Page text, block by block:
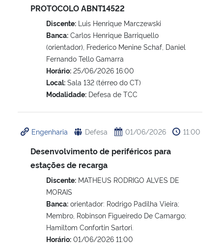
PROTOCOLO ABNT14522
Discente: Luis Henrique Marczewski
Banca: Carlos Henrique Barriquello
(orientador), Frederico Menine Schaf, Daniel
Fernando Tello Gamarra
Horário: 25/06/2026 16:00
Local: Sala 132 (térreo do CT)
Modalidade: Defesa de TCC
Engenharia Defesa 01/06/2026 11:00
Desenvolvimento de periféricos para
estações de recarga
Discente: MATHEUS RODRIGO ALVES DE
MORAIS
Banca: orientador: Rodrigo Padilha Vieira;
Membro, Robinson Figueiredo De Camargo;
Hamiltom Confortin Sartori.
Horário: 01/06/2026 11:00